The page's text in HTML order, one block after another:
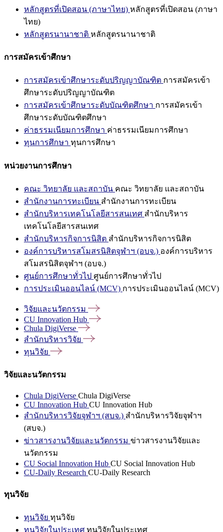
หลักสูตรที่เปิดสอน (ภาษาไทย) หลักสูตรที่เปิดสอน (ภาษา
ไทย)
หลักสูตรนานาชาติ หลักสูตรนานาชาติ
การสมัครเข้าศึกษา
การสมัครเข้าศึกษาระดับปริญญาบัณฑิต การสมัครเข้า
ศึกษาระดับปริญญาบัณฑิต
การสมัครเข้าศึกษาระดับบัณฑิตศึกษา การสมัครเข้า
ศึกษาระดับบัณฑิตศึกษา
ค่าธรรมเนียมการศึกษา ค่าธรรมเนียมการศึกษา
ทุนการศึกษา ทุนการศึกษา
หน่วยงานการศึกษา
คณะ วิทยาลัย และสถาบัน คณะ วิทยาลัย และสถาบัน
สำนักงานการทะเบียน สำนักงานการทะเบียน
สำนักบริหารเทคโนโลยีสารสนเทศ สำนักบริหาร
เทคโนโลยีสารสนเทศ
สำนักบริหารกิจการนิสิต สำนักบริหารกิจการนิสิต
องค์การบริหารสโมสรนิสิตจุฬาฯ (อบจ.) องค์การบริหาร
สโมสรนิสิตจุฬาฯ (อบจ.)
ศูนย์การศึกษาทั่วไป ศูนย์การศึกษาทั่วไป
การประเมินออนไลน์ (MCV) การประเมินออนไลน์ (MCV)
วิจัยและนวัตกรรม
CU Innovation Hub
Chula DigiVerse
สำนักบริหารวิจัย
ทุนวิจัย
วิจัยและนวัตกรรม
Chula DigiVerse Chula DigiVerse
CU Innovation Hub CU Innovation Hub
สำนักบริหารวิจัยจุฬาฯ (สบจ.) สำนักบริหารวิจัยจุฬาฯ
(สบจ.)
ข่าวสารงานวิจัยและนวัตกรรม ข่าวสารงานวิจัยและ
นวัตกรรม
CU Social Innovation Hub CU Social Innovation Hub
CU-Daily Research CU-Daily Research
ทุนวิจัย
ทุนวิจัย ทุนวิจัย
ทุนวิจัยในประเทศ ทุนวิจัยในประเทศ